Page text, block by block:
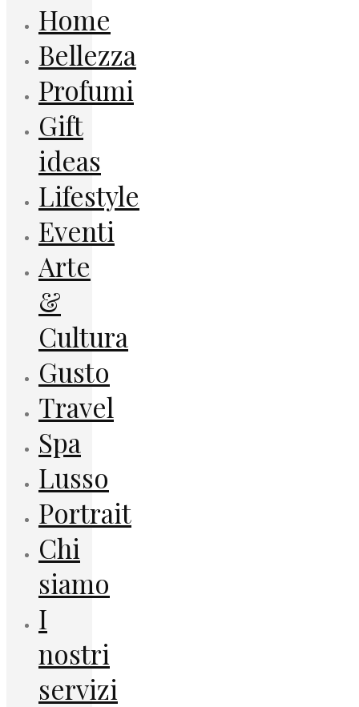
Home
Bellezza
Profumi
Gift
ideas
Lifestyle
Eventi
Arte
&
Cultura
Gusto
Travel
Spa
Lusso
Portrait
Chi
siamo
I
nostri
servizi